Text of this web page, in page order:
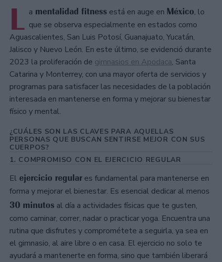
L a mentalidad fitness está en auge en México, lo
que se observa especialmente en estados como
Aguascalientes, San Luis Potosí, Guanajuato, Yucatán,
Jalisco y Nuevo León. En este último, se evidenció durante
2023 la proliferación de gimnasios en Apodaca, Santa
Catarina y Monterrey, con una mayor oferta de servicios y
programas para satisfacer las necesidades de la población
interesada en mantenerse en forma y mejorar su bienestar
físico y mental.
¿CUÁLES SON LAS CLAVES PARA AQUELLAS
PERSONAS QUE BUSCAN SENTIRSE MEJOR CON SUS
CUERPOS?
1. COMPROMISO CON EL EJERCICIO REGULAR
El ejercicio regular es fundamental para mantenerse en
forma y mejorar el bienestar. Es esencial dedicar al menos
30 minutos al día a actividades físicas que te gusten,
como caminar, correr, nadar o practicar yoga. Encuentra una
rutina que disfrutes y comprométete a seguirla, ya sea en
el gimnasio, al aire libre o en casa. El ejercicio no solo te
ayudará a mantenerte en forma, sino que también liberará